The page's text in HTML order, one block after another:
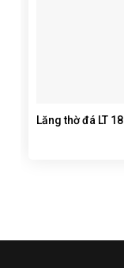
Lăng thờ đá LT 18